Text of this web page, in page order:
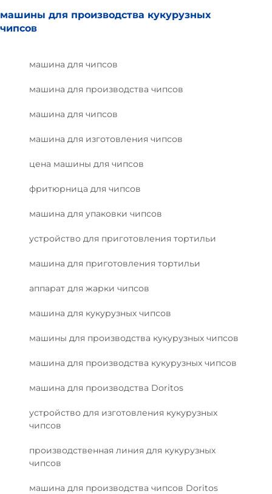
машины для производства кукурузных
чипсов
машина для чипсов
машина для производства чипсов
машина для чипсов
машина для изготовления чипсов
цена машины для чипсов
фритюрница для чипсов
машина для упаковки чипсов
устройство для приготовления тортильи
машина для приготовления тортильи
аппарат для жарки чипсов
машина для кукурузных чипсов
машины для производства кукурузных чипсов
машина для производства кукурузных чипсов
машина для производства Doritos
устройство для изготовления кукурузных
чипсов
производственная линия для кукурузных
чипсов
машина для производства чипсов Doritos